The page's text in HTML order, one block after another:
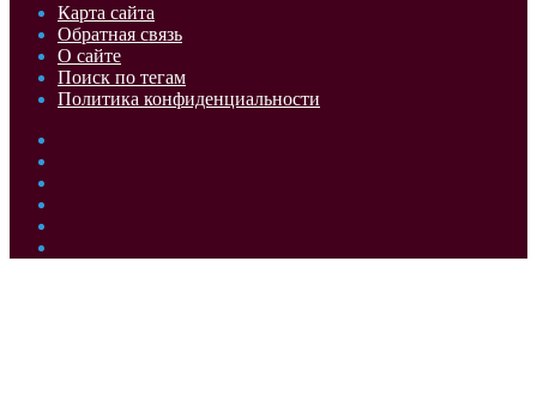
Карта сайта
Обратная связь
О сайте
Поиск по тегам
Политика конфиденциальности